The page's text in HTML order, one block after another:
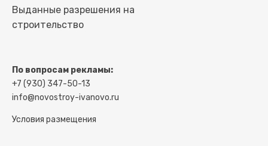
Выданные разрешения на
строительство
По вопросам рекламы:
+7 (930) 347-50-13
info@novostroy-ivanovo.ru
Условия размещения